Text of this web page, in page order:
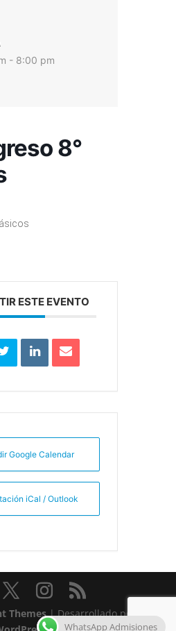
- 8:00 pm
8°
ESTE EVENTO
Google Calendar
iCal / Outlook
Themes| Desarrollado por
WhatsApp Admisiones